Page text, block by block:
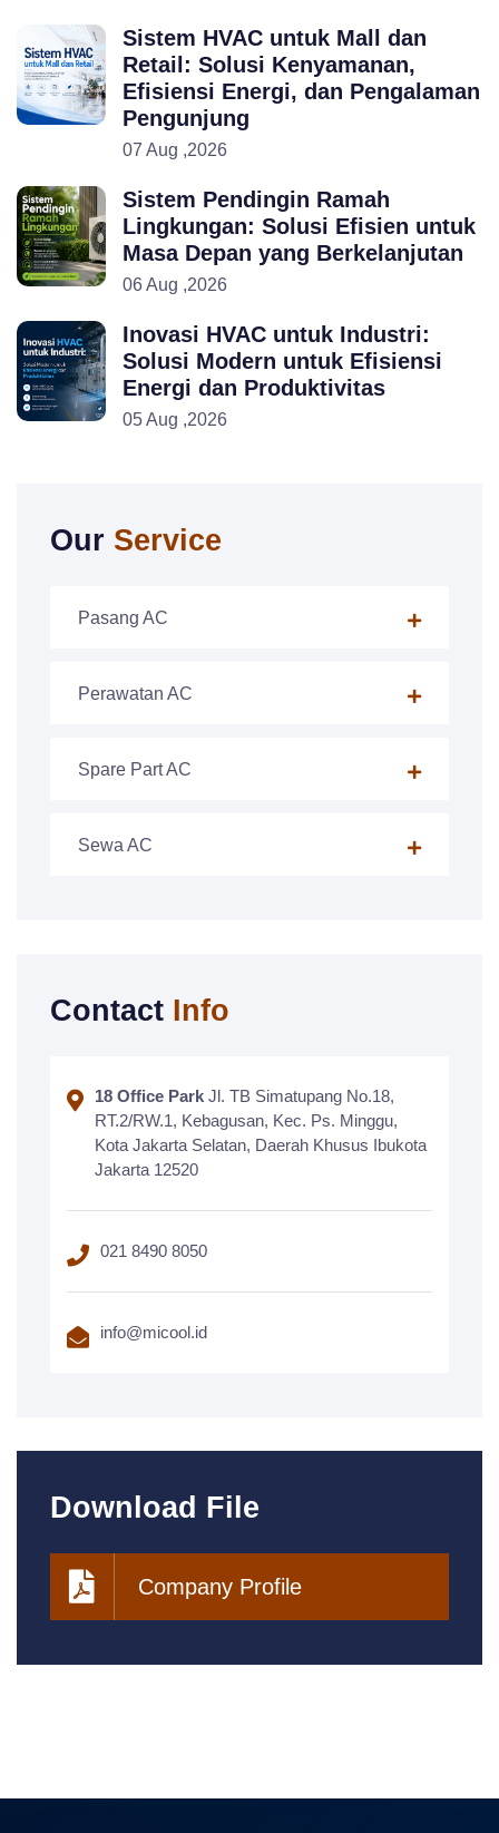
Sistem HVAC untuk Mall dan
Retail: Solusi Kenyamanan,
Efisiensi Energi, dan Pengalaman
Pengunjung
07 Aug ,2026
Sistem Pendingin Ramah
Lingkungan: Solusi Efisien untuk
Masa Depan yang Berkelanjutan
06 Aug ,2026
Inovasi HVAC untuk Industri:
Solusi Modern untuk Efisiensi
Energi dan Produktivitas
05 Aug ,2026
Our Service
Pasang AC
Perawatan AC
Spare Part AC
Sewa AC
Contact Info
18 Office Park Jl. TB Simatupang No.18,
RT.2/RW.1, Kebagusan, Kec. Ps. Minggu,
Kota Jakarta Selatan, Daerah Khusus Ibukota
Jakarta 12520
021 8490 8050
info@micool.id
Download File
Company Profile